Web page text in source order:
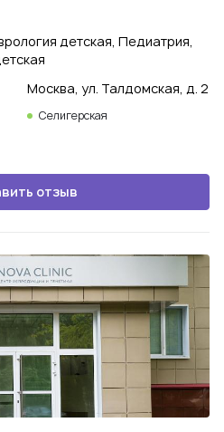
детская, Педиатрия,
Москва, ул. Талдомская, д. 2
Селигерская
отзыв